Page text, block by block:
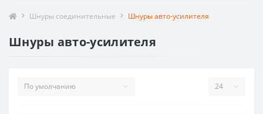
Шнуры соединительные Шнуры авто-усилителя
Шнуры авто-усилителя